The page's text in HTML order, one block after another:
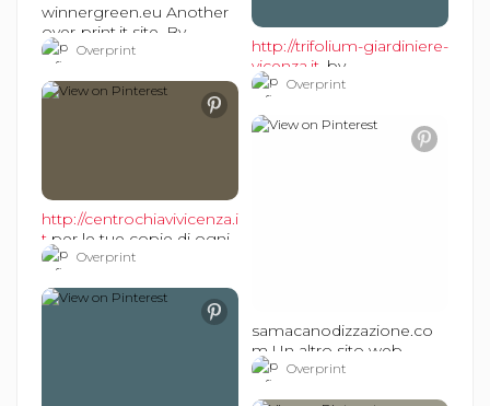
winnergreen.eu Another
over-print.it site. By
sitiinternetvicenza.it
Overprint
http://trifolium-giardiniere-
vicenza.it. by
sitinternetvicenza.it e
#sitiinternetvicenza
Overprint
http://centrochiavivicenza.i
t per le tue copie di ogni
chiave. Website by over-
sitiinternetvicenza.it
Overprint
samacanodizzazione.co
m Un altro sito web
realizzato da over-print.it
Overprint